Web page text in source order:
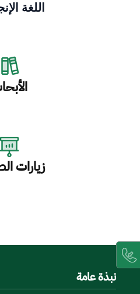
اللغة
زيارات
نبذة عامة